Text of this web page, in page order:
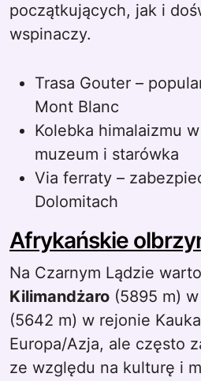
początkujących, jak i
wspinaczy.
Trasa Gouter –
Mont Blanc
Kolebka himalaizmu
muzeum i starówka
Via ferraty –
Dolomitach
Afrykańskie
Na Czarnym Lądzie
Kilimandżaro (5895 m)
(5642 m) w rejonie
Europa/Azja, ale często
ze względu na kulturę i